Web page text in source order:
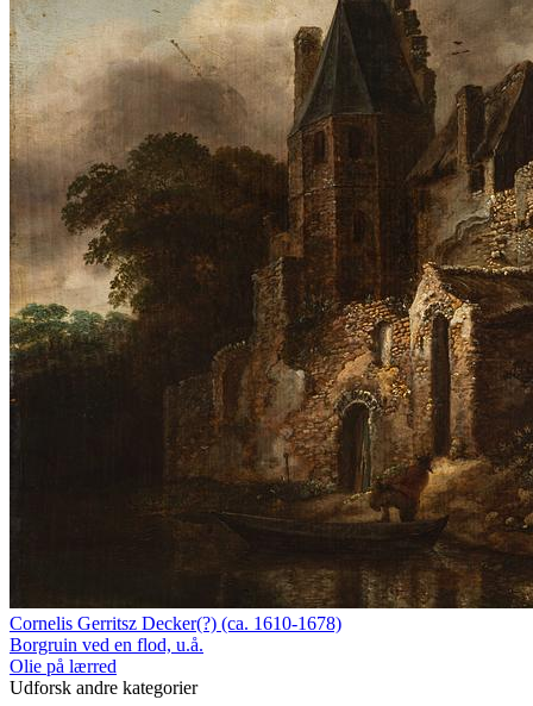
Cornelis Gerritsz Decker(?) (ca. 1610-1678)
Borgruin ved en flod, u.å.
Olie på lærred
Udforsk andre kategorier